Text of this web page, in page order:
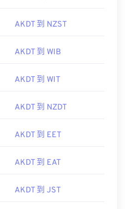
AKDT 到 NZST
AKDT 到 WIB
AKDT 到 WIT
AKDT 到 NZDT
AKDT 到 EET
AKDT 到 EAT
AKDT 到 JST